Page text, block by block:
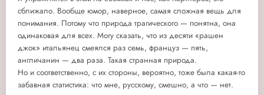
сближало. Вообще юмор, наверное, самая сложная вещь для
понимания. Потому что природа трагического — понятна, она
одинаковая для всех. Могу сказать, что из десяти «рашен
джок» итальянец смеялся раз семь, француз — пять,
англичанин — два раза. Такая странная природа.
Но и соответственно, с их стороны, вероятно, тоже была какая-то
забавная статистика: что мне, русскому, смешно, а что — нет.